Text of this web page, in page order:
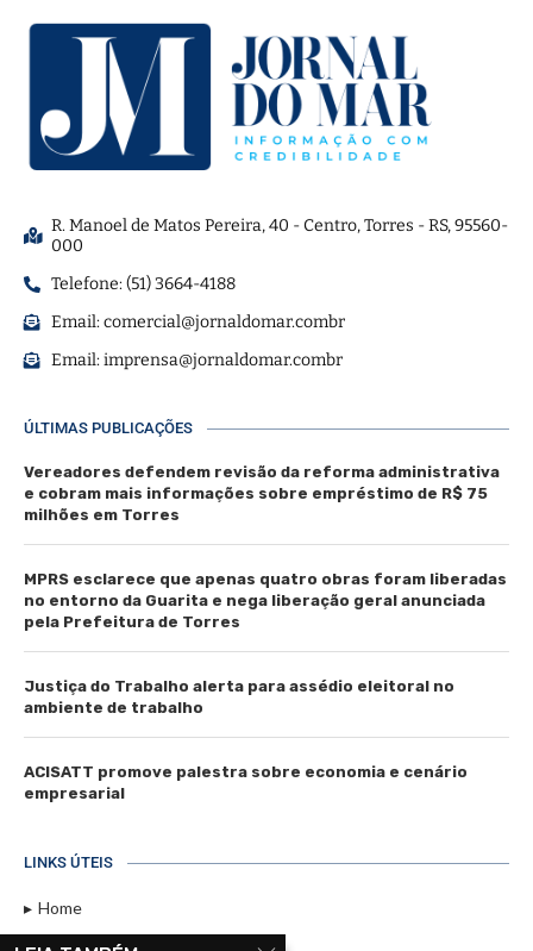
R. Manoel de Matos Pereira, 40 - Centro, Torres - RS, 95560-
000
Telefone: (51) 3664-4188
Email:comercial@jornaldomar.combr
Email:imprensa@jornaldomar.combr
ÚLTIMAS PUBLICAÇÕES
Vereadores defendem revisão da reforma administrativa
e cobram mais informações sobre empréstimo de R$ 75
milhões em Torres
MPRS esclarece que apenas quatro obras foram liberadas
no entorno da Guarita e nega liberação geral anunciada
pela Prefeitura de Torres
Justiça do Trabalho alerta para assédio eleitoral no
ambiente de trabalho
ACISATT promove palestra sobre economia e cenário
empresarial
LINKS ÚTEIS
Home
Assinar